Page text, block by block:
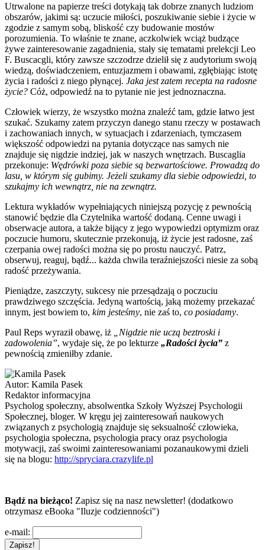
Utrwalone na papierze treści dotykają tak dobrze znanych ludziom
obszarów, jakimi są: uczucie miłości, poszukiwanie siebie i życie w
zgodzie z samym sobą, bliskość czy budowanie mostów
porozumienia. To właśnie te znane, aczkolwiek wciąż budzące
żywe zainteresowanie zagadnienia, stały się tematami prelekcji Leo
F. Buscacgli, który zawsze szczodrze dzielił się z audytorium swoją
wiedzą, doświadczeniem, entuzjazmem i obawami, zgłębiając istotę
życia i radości z niego płynącej. Jaka jest zatem recepta na radosne
życie? Cóż, odpowiedź na to pytanie nie jest jednoznaczna.
Człowiek wierzy, że wszystko można znaleźć tam, gdzie łatwo jest
szukać. Szukamy zatem przyczyn danego stanu rzeczy w postawach
i zachowaniach innych, w sytuacjach i zdarzeniach, tymczasem
większość odpowiedzi na pytania dotyczące nas samych nie
znajduje się nigdzie indziej, jak w naszych wnętrzach. Buscaglia
przekonuje: Wędrówki poza siebie są bezwartościowe. Prowadzą do
lasu, w którym się gubimy. Jeżeli szukamy dla siebie odpowiedzi, to
szukajmy ich wewnątrz, nie na zewnątrz.
Lektura wykładów wypełniających niniejszą pozycję z pewnością
stanowić będzie dla Czytelnika wartość dodaną. Cenne uwagi i
obserwacje autora, a także bijący z jego wypowiedzi optymizm oraz
poczucie humoru, skutecznie przekonują, iż życie jest radosne, zaś
czerpania owej radości można się po prostu nauczyć. Patrz,
obserwuj, reaguj, bądź... każda chwila teraźniejszości niesie za sobą
radość przeżywania.
Pieniądze, zaszczyty, sukcesy nie przesądzają o poczuciu
prawdziwego szczęścia. Jedyną wartością, jaką możemy przekazać
innym, jest bowiem to, kim jesteśmy, nie zaś to, co posiadamy.
Paul Reps wyraził obawę, iż
„Nigdzie nie uczą beztroski i
zadowolenia”, wydaje się, że po lekturze „Radości życia” z
pewnością zmieniłby zdanie.
Autor: Kamila Pasek
Redaktor informacyjna
Psycholog społeczny, absolwentka Szkoły Wyższej Psychologii
Społecznej, bloger. W kręgu jej zainteresowań naukowych
związanych z psychologią znajduje się seksualność człowieka,
psychologia społeczna, psychologia pracy oraz psychologia
motywacji, zaś swoimi zainteresowaniami pozanaukowymi dzieli
się na blogu: http://spryciara.crazylife.pl
Bądź na bieżąco! Zapisz się na nasz newsletter! (dodatkowo
otrzymasz eBooka "Iluzje codzienności")
e-mail: